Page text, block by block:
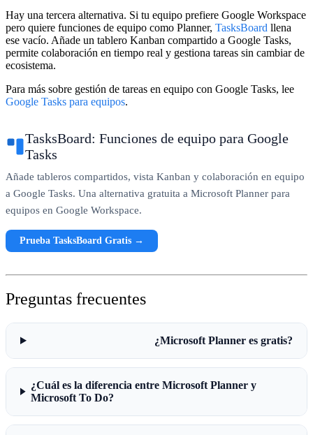
Hay una tercera alternativa. Si tu equipo prefiere Google Workspace
pero quiere funciones de equipo como Planner, TasksBoard llena
ese vacío. Añade un tablero Kanban compartido a Google Tasks,
permite colaboración en tiempo real y gestiona tareas sin cambiar de
ecosistema.
Para más sobre gestión de tareas en equipo con Google Tasks, lee
Google Tasks para equipos.
TasksBoard: Funciones de equipo para Google
Tasks
Añade tableros compartidos, vista Kanban y colaboración en equipo
a Google Tasks. Una alternativa gratuita a Microsoft Planner para
equipos en Google Workspace.
Prueba TasksBoard Gratis →
Preguntas frecuentes
¿Microsoft Planner es gratis?
¿Cuál es la diferencia entre Microsoft Planner y
Microsoft To Do?